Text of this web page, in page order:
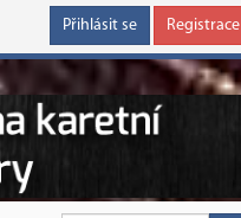
Přihlásit se Registrace